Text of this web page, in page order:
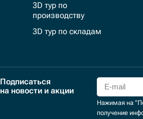
3D тур по
производству
3D тур по складам
Подписаться
на новости и акции
Нажимая на
получение